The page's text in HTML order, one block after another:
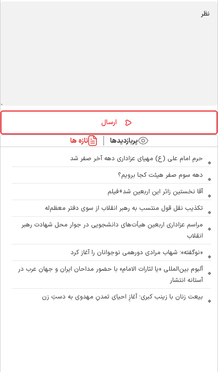
پربازدیدها تازه ها
حرم امام علی (ع) مهیای عزاداری دهه آخر صفر شد
دهه سوم صفر هیئت کجا برویم؟
آقا نخستین زائر این اربعین شد+فیلم
تکذیب نقل قول منتسب به رهبر انقلاب از سوی دفتر معظم‌له
مراسم عزاداری اربعین هیأت‌های دانشجویی در جوار محل شهادت رهبر
انقلاب
«نوگفته»؛ شهاب مرادی دورهمی نوجوانان را آغاز کرد
آلبوم بین‌المللی «یا لثارات الامام» با حضور مداحان ایران و جهان عرب در
آستانه انتشار
بیعت زنان با زینب کبری؛ آغازِ احیای تمدنِ مهدوی به دستِ زن